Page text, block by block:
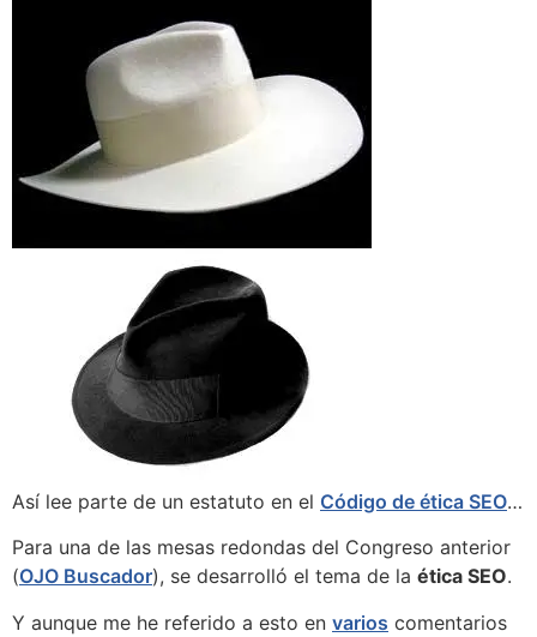
Así lee parte de un estatuto en el Código de ética SEO…
Para una de las mesas redondas del Congreso anterior
(OJO Buscador), se desarrolló el tema de la ética SEO.
Y aunque me he referido a esto en varios comentarios